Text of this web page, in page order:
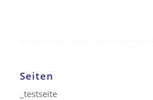
Seiten
_testseite